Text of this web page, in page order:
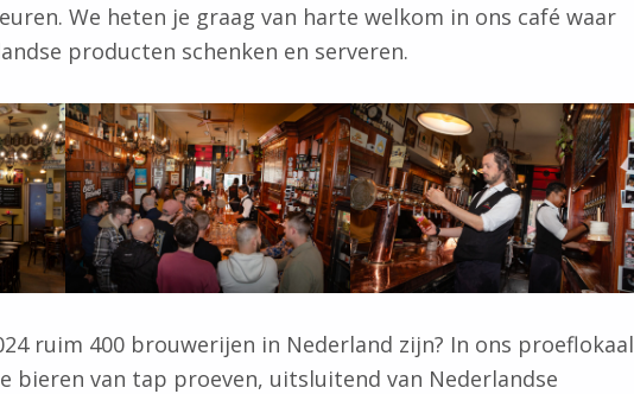
We heten je graag van harte welkom in ons café waar
producten schenken en serveren.
ruim 400 brouwerijen in Nederland zijn? In ons proeflokaal
bieren van tap proeven, uitsluitend van Nederlandse